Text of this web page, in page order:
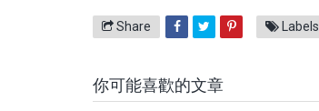
Share Labels
你可能喜歡的文章